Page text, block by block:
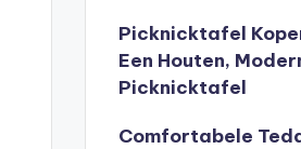
Picknicktafel
Een Houten,
Picknicktafel
Comfortabele